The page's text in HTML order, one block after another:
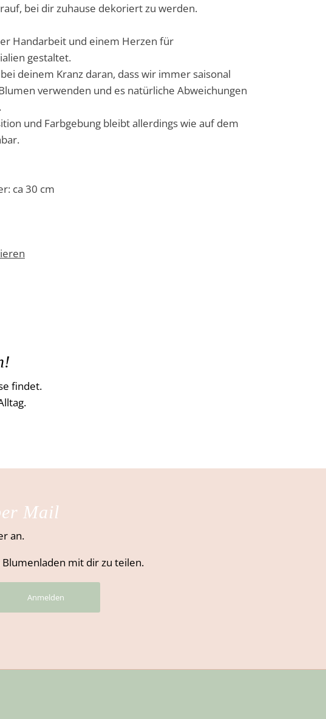
bei dir zuhause dekoriert zu werden.
Handarbeit und einem Herzen für
gestaltet.
deinem Kranz daran, dass wir immer saisonal
verwenden und es natürliche Abweichungen
und Farbgebung bleibt allerdings wie auf dem
ca 30 cm
findet.
Mail
an.
mit dir zu teilen.
Anmelden